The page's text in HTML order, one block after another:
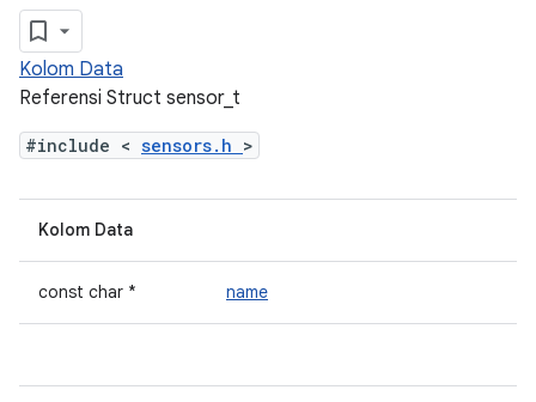
Kolom Data
Referensi Struct sensor_t
#include < sensors.h >
Kolom Data
const char * name